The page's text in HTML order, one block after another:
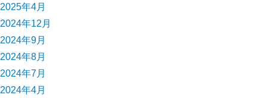
2025年4月
2024年12月
2024年9月
2024年8月
2024年7月
2024年4月